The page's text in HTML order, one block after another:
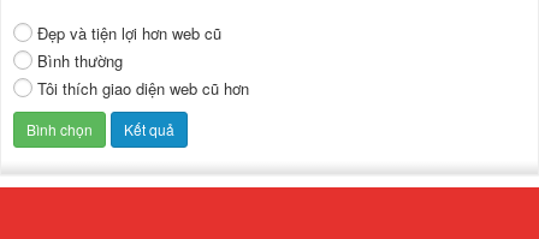
Đẹp và tiện lợi hơn web cũ
Bình thường
Tôi thích giao diện web cũ hơn